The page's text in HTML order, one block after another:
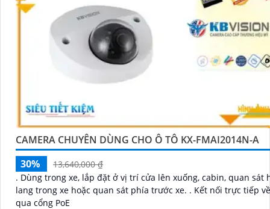
CAMERA CHUYÊN DÙNG CHO Ô TÔ KX-FMAI2014N-A
30%
13,640,000 ₫
. Dùng trong xe, lắp đặt ở vị trí cửa lên xuống, cabin, quan sát hành
lang trong xe hoặc quan sát phía trước xe. . Kết nối trực tiếp về đầu ghi
qua cổng PoE